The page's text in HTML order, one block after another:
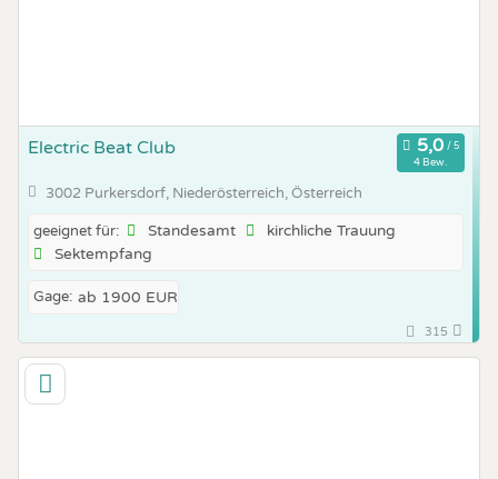
Electric Beat Club
4 Bew.
3002 Purkersdorf, Niederösterreich, Österreich
geeignet für: Standesamt
kirchliche Trauung
Sektempfang
Gage: ab 1900 EUR
315